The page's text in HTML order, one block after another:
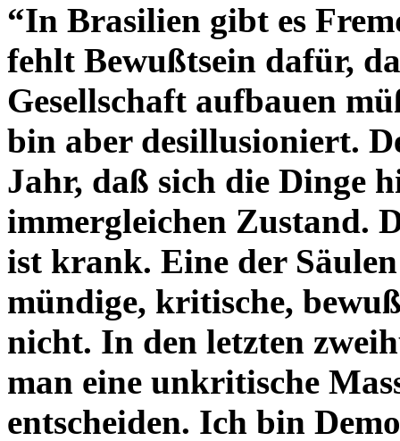
“In Brasilien gibt es
fehlt Bewußtsein dafür,
Gesellschaft aufbauen
bin aber desillusioniert.
Jahr, daß sich die Dinge
immergleichen Zustand.
ist krank. Eine der
mündige, kritische,
nicht. In den letzten
man eine unkritische
entscheiden. Ich bin